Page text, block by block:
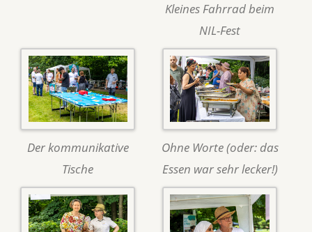
Kleines Fahrrad beim
NIL-Fest
Der kommunikative
Tische
Ohne Worte (oder: das
Essen war sehr lecker!)